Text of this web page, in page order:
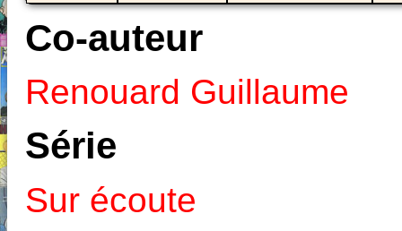
Co-auteur
Renouard Guillaume
Série
Sur écoute